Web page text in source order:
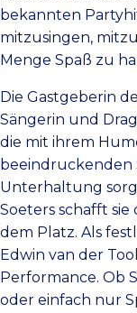
bekannten
mitzusingen,
Menge Spaß zu
Die Gastgeberin
Sängerin und
die mit ihrem
beeindruckenden
Unterhaltung
Soeters schafft
dem Platz. Als
Edwin van der
Performance. Ob
oder einfach nur